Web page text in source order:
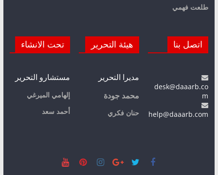
طلعت فهمي
اتصل بنا
desk@daaarb.co
m
help@daaarb.com
هيئة التحرير
مديرا التحرير
محمد جودة
حنان فكري
تحت الانشاء
مستشارو التحرير
إلهامي الميرغي
أحمد سعد